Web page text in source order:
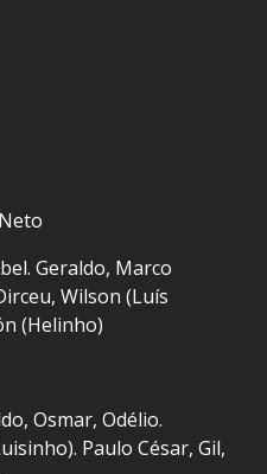
Geraldo, Marco
Wilson (Luís
(Helinho)
Osmar, Odélio.
Paulo César, Gil,